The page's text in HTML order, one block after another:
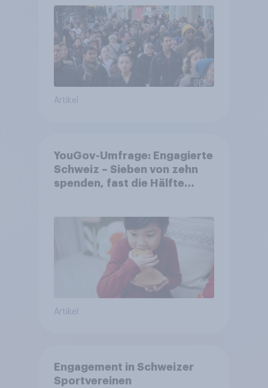
Artikel
YouGov-Umfrage: Engagierte
Schweiz – Sieben von zehn
spenden, fast die Hälfte
Artikel
Engagement in Schweizer
Sportvereinen